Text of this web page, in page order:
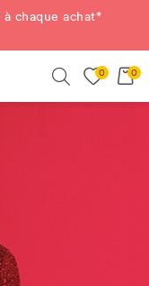
à chaque achat*
0 0